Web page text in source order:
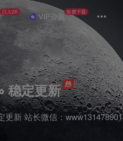
日入2K VIP会员 免费下载
稳定更新
新 站长微信：www131478901